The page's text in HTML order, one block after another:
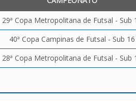
29ª Copa Metropolitana de Futsal - Sub
40ª Copa Campinas de Futsal - Sub 16
28ª Copa Metropolitana de Futsal - Sub